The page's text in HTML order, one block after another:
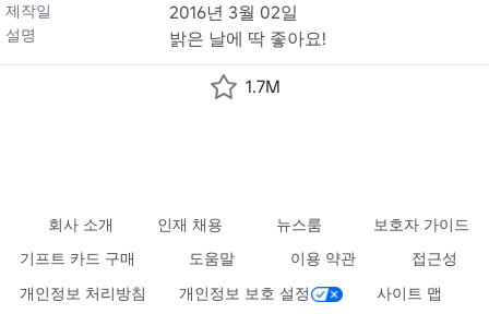
제작일 2016년 3월 02일
설명 밝은 날에 딱 좋아요!
1.7M
회사 소개 인재 채용 뉴스룸
보호자 가이드
기프트 카드 구매
도움말 이용 약관
접근성
개인정보 처리방침
개인정보 보호 설정 사이트 맵